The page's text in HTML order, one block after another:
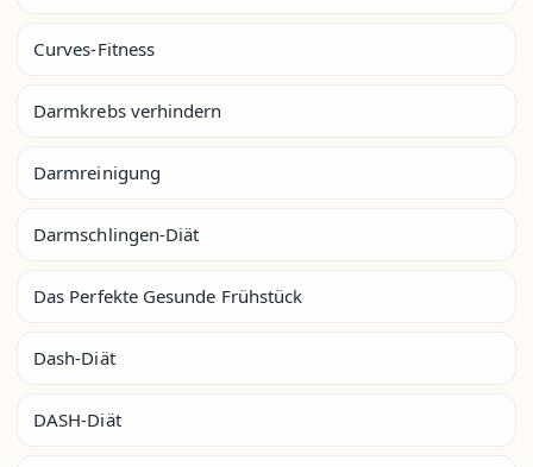
Curves-Fitness
Darmkrebs verhindern
Darmreinigung
Darmschlingen-Diät
Das Perfekte Gesunde Frühstück
Dash-Diät
DASH-Diät